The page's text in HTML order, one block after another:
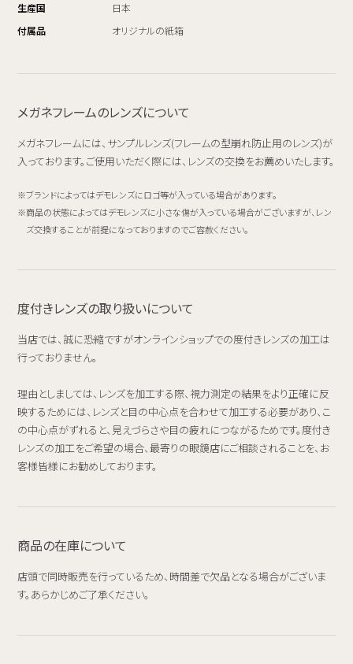
生産国
日本
付属品
オリジナルの紙箱
メガネフレームのレンズについて
メガネフレームには、サンプルレンズ(フレームの型崩れ防止用のレンズ)が
入っております。ご使用いただく際には、レンズの交換をお薦めいたします。
ブランドによってはデモレンズにロゴ等が入っている場合があります。
商品の状態によってはデモレンズに小さな傷が入っている場合がございますが、レン
ズ交換することが前提になっておりますのでご容赦ください。
度付きレンズの取り扱いについて
当店では、誠に恐縮ですがオンラインショップでの度付きレンズの加工は
行っておりません。
理由としましては、レンズを加工する際、視力測定の結果をより正確に反
映するためには、レンズと目の中心点を合わせて加工する必要があり、こ
の中心点がずれると、見えづらさや目の疲れにつながるためです。度付き
レンズの加工をご希望の場合、最寄りの眼鏡店にご相談されることを、お
客様皆様にお勧めしております。
商品の在庫について
店頭で同時販売を行っているため、時間差で欠品となる場合がございま
す。あらかじめご了承ください。